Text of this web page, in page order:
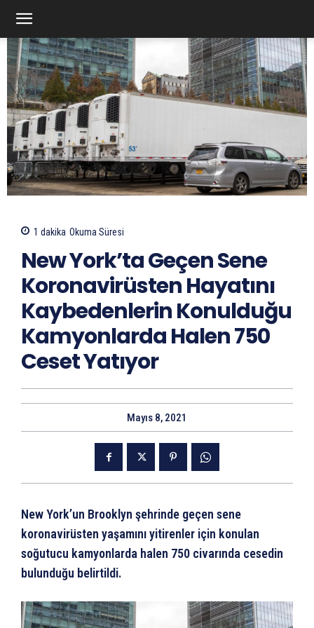
1 dakika Okuma Süresi
New York’ta Geçen Sene
Koronavirüsten Hayatını
Kaybedenlerin Konulduğu
Kamyonlarda Halen 750
Ceset Yatıyor
Mayıs 8, 2021
New York’un Brooklyn şehrinde geçen sene
koronavirüsten yaşamını yitirenler için konulan
soğutucu kamyonlarda halen 750 civarında cesedin
bulunduğu belirtildi.